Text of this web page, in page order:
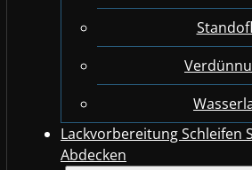
Lackvorbereitung Schleifen
Abdecken